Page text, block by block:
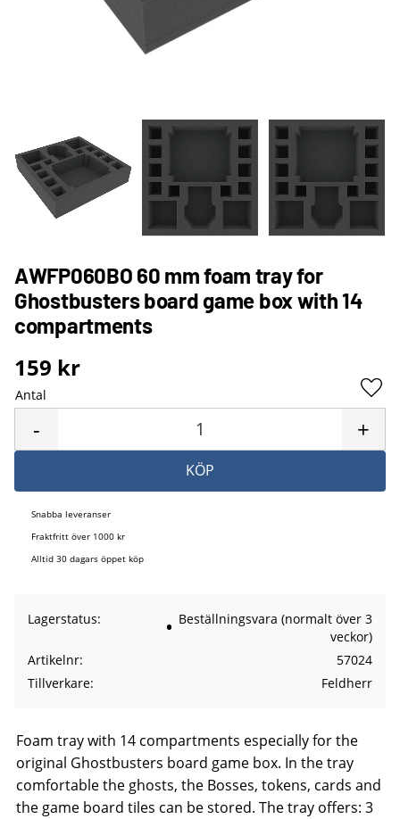
AWFP060BO 60 mm foam tray for
Ghostbusters board game box with 14
compartments
159 kr
Antal
+
-
KÖP
Snabba leveranser
Fraktfritt över 1000 kr
Alltid 30 dagars öppet köp
Lagerstatus
Beställningsvara (normalt över 3
veckor)
Artikelnr
57024
Tillverkare
Feldherr
Foam tray with 14 compartments especially for the
original Ghostbusters board game box. In the tray
comfortable the ghosts, the Bosses, tokens, cards and
the game board tiles can be stored. The tray offers: 3